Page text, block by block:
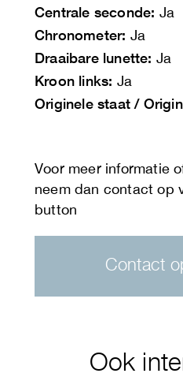
Centrale seconde: Ja
Chronometer: Ja
Draaibare lunette: Ja
Kroon links: Ja
Originele staat /
Contact
Ook